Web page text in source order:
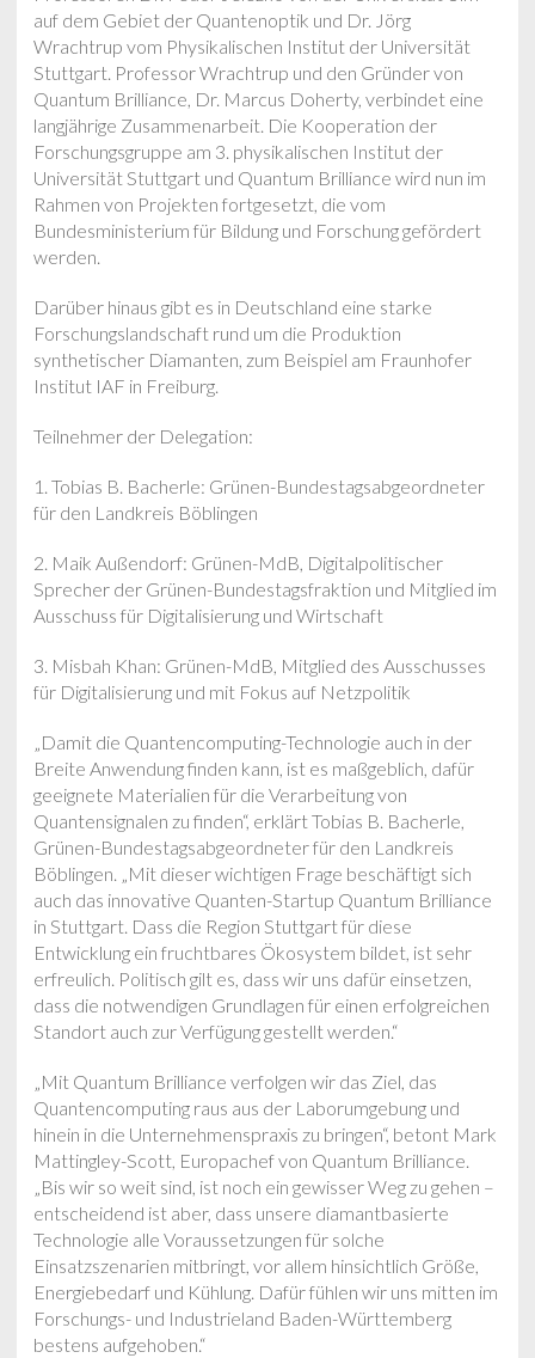
auf dem Gebiet der Quantenoptik und Dr. Jörg
Wrachtrup vom Physikalischen Institut der Universität
Stuttgart. Professor Wrachtrup und den Gründer von
Quantum Brilliance, Dr. Marcus Doherty, verbindet eine
langjährige Zusammenarbeit. Die Kooperation der
Forschungsgruppe am 3. physikalischen Institut der
Universität Stuttgart und Quantum Brilliance wird nun im
Rahmen von Projekten fortgesetzt, die vom
Bundesministerium für Bildung und Forschung gefördert
werden.
Darüber hinaus gibt es in Deutschland eine starke
Forschungslandschaft rund um die Produktion
synthetischer Diamanten, zum Beispiel am Fraunhofer
Institut IAF in Freiburg.
Teilnehmer der Delegation:
1. Tobias B. Bacherle: Grünen-Bundestagsabgeordneter
für den Landkreis Böblingen
2. Maik Außendorf: Grünen-MdB, Digitalpolitischer
Sprecher der Grünen-Bundestagsfraktion und Mitglied im
Ausschuss für Digitalisierung und Wirtschaft
3. Misbah Khan: Grünen-MdB, Mitglied des Ausschusses
für Digitalisierung und mit Fokus auf Netzpolitik
„Damit die Quantencomputing-Technologie auch in der
Breite Anwendung finden kann, ist es maßgeblich, dafür
geeignete Materialien für die Verarbeitung von
Quantensignalen zu finden“, erklärt Tobias B. Bacherle,
Grünen-Bundestagsabgeordneter für den Landkreis
Böblingen. „Mit dieser wichtigen Frage beschäftigt sich
auch das innovative Quanten-Startup Quantum Brilliance
in Stuttgart. Dass die Region Stuttgart für diese
Entwicklung ein fruchtbares Ökosystem bildet, ist sehr
erfreulich. Politisch gilt es, dass wir uns dafür einsetzen,
dass die notwendigen Grundlagen für einen erfolgreichen
Standort auch zur Verfügung gestellt werden.“
„Mit Quantum Brilliance verfolgen wir das Ziel, das
Quantencomputing raus aus der Laborumgebung und
hinein in die Unternehmenspraxis zu bringen“, betont Mark
Mattingley-Scott, Europachef von Quantum Brilliance.
„Bis wir so weit sind, ist noch ein gewisser Weg zu gehen –
entscheidend ist aber, dass unsere diamantbasierte
Technologie alle Voraussetzungen für solche
Einsatzszenarien mitbringt, vor allem hinsichtlich Größe,
Energiebedarf und Kühlung. Dafür fühlen wir uns mitten im
Forschungs- und Industrieland Baden-Württemberg
bestens aufgehoben.“